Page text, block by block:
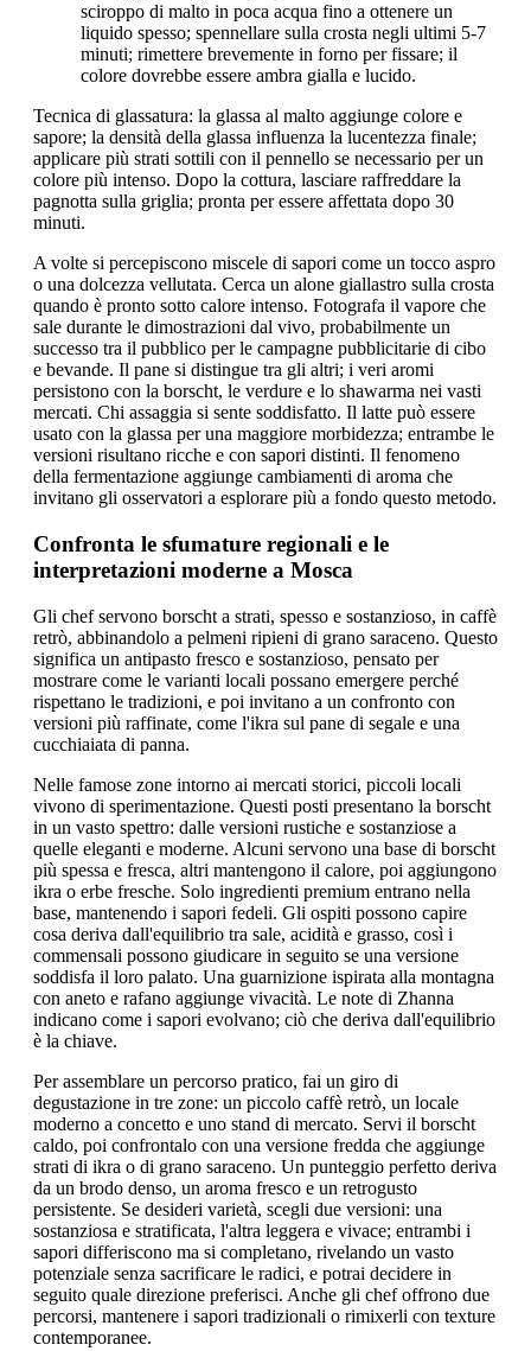
sciroppo di malto in poca acqua fino a ottenere un
liquido spesso; spennellare sulla crosta negli ultimi 5-7
minuti; rimettere brevemente in forno per fissare; il
colore dovrebbe essere ambra gialla e lucido.
Tecnica di glassatura: la glassa al malto aggiunge colore e
sapore; la densità della glassa influenza la lucentezza finale;
applicare più strati sottili con il pennello se necessario per un
colore più intenso. Dopo la cottura, lasciare raffreddare la
pagnotta sulla griglia; pronta per essere affettata dopo 30
minuti.
A volte si percepiscono miscele di sapori come un tocco aspro
o una dolcezza vellutata. Cerca un alone giallastro sulla crosta
quando è pronto sotto calore intenso. Fotografa il vapore che
sale durante le dimostrazioni dal vivo, probabilmente un
successo tra il pubblico per le campagne pubblicitarie di cibo
e bevande. Il pane si distingue tra gli altri; i veri aromi
persistono con la borscht, le verdure e lo shawarma nei vasti
mercati. Chi assaggia si sente soddisfatto. Il latte può essere
usato con la glassa per una maggiore morbidezza; entrambe le
versioni risultano ricche e con sapori distinti. Il fenomeno
della fermentazione aggiunge cambiamenti di aroma che
invitano gli osservatori a esplorare più a fondo questo metodo.
Confronta le sfumature regionali e le
interpretazioni moderne a Mosca
Gli chef servono borscht a strati, spesso e sostanzioso, in caffè
retrò, abbinandolo a pelmeni ripieni di grano saraceno. Questo
significa un antipasto fresco e sostanzioso, pensato per
mostrare come le varianti locali possano emergere perché
rispettano le tradizioni, e poi invitano a un confronto con
versioni più raffinate, come l'ikra sul pane di segale e una
cucchiaiata di panna.
Nelle famose zone intorno ai mercati storici, piccoli locali
vivono di sperimentazione. Questi posti presentano la borscht
in un vasto spettro: dalle versioni rustiche e sostanziose a
quelle eleganti e moderne. Alcuni servono una base di borscht
più spessa e fresca, altri mantengono il calore, poi aggiungono
ikra o erbe fresche. Solo ingredienti premium entrano nella
base, mantenendo i sapori fedeli. Gli ospiti possono capire
cosa deriva dall'equilibrio tra sale, acidità e grasso, così i
commensali possono giudicare in seguito se una versione
soddisfa il loro palato. Una guarnizione ispirata alla montagna
con aneto e rafano aggiunge vivacità. Le note di Zhanna
indicano come i sapori evolvano; ciò che deriva dall'equilibrio
è la chiave.
Per assemblare un percorso pratico, fai un giro di
degustazione in tre zone: un piccolo caffè retrò, un locale
moderno a concetto e uno stand di mercato. Servi il borscht
caldo, poi confrontalo con una versione fredda che aggiunge
strati di ikra o di grano saraceno. Un punteggio perfetto deriva
da un brodo denso, un aroma fresco e un retrogusto
persistente. Se desideri varietà, scegli due versioni: una
sostanziosa e stratificata, l'altra leggera e vivace; entrambi i
sapori differiscono ma si completano, rivelando un vasto
potenziale senza sacrificare le radici, e potrai decidere in
seguito quale direzione preferisci. Anche gli chef offrono due
percorsi, mantenere i sapori tradizionali o rimixerli con texture
contemporanee.